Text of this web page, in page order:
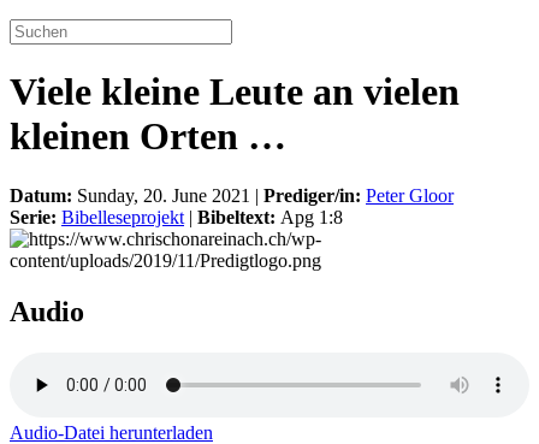
Viele kleine Leute an vielen
kleinen Orten …
Datum: Sunday, 20. June 2021 | Prediger/in: Peter Gloor
Serie: Bibelleseprojekt | Bibeltext: Apg 1:8
Audio
Audio-Datei herunterladen